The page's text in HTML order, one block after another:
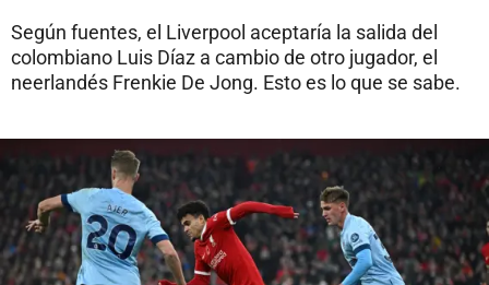
Según fuentes, el Liverpool aceptaría la salida del
colombiano Luis Díaz a cambio de otro jugador, el
neerlandés Frenkie De Jong. Esto es lo que se sabe.